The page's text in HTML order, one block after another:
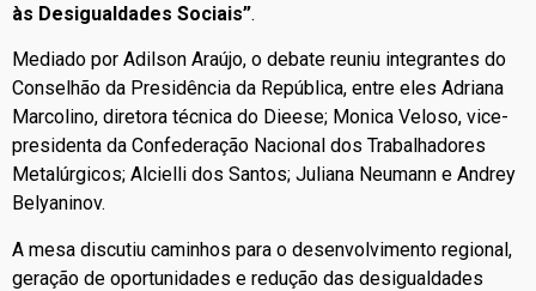
às Desigualdades Sociais”.
Mediado por Adilson Araújo, o debate reuniu integrantes do
Conselhão da Presidência da República, entre eles Adriana
Marcolino, diretora técnica do Dieese; Monica Veloso, vice-
presidenta da Confederação Nacional dos Trabalhadores
Metalúrgicos; Alcielli dos Santos; Juliana Neumann e Andrey
Belyaninov.
A mesa discutiu caminhos para o desenvolvimento regional,
geração de oportunidades e redução das desigualdades